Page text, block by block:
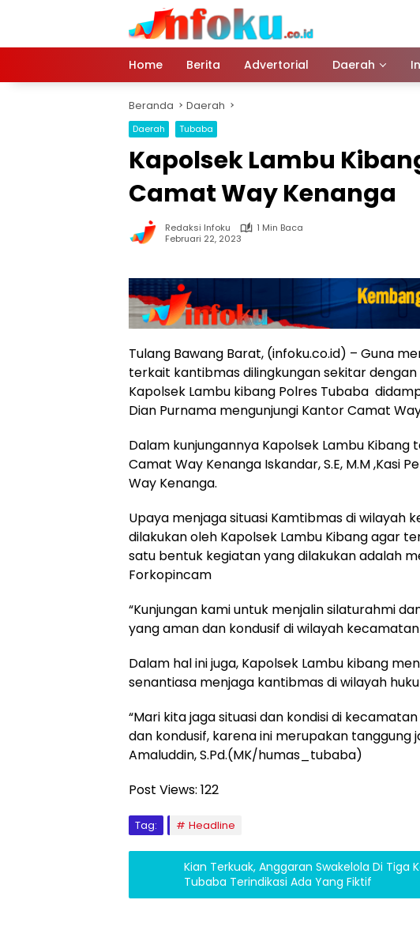
Home Berita Advertorial Daerah
Beranda Daerah
Daerah Tubaba
Kapolsek Lambu
Camat Way Kenanga
Redaksi Infoku
1 Min Baca
Februari 22, 2023
Tulang Bawang Barat, (infoku.co.id) – Guna
terkait kantibmas dilingkungan sekitar dengan
Kapolsek Lambu kibang Polres Tubaba
Dian Purnama mengunjungi Kantor Camat
Dalam kunjungannya Kapolsek Lambu
Camat Way Kenanga Iskandar, S.E, M.M
Way Kenanga.
Upaya menjaga situasi Kamtibmas di wilayah
dilakukan oleh Kapolsek Lambu Kibang agar
satu bentuk kegiatan yang dilakukan adalah
Forkopincam
“Kunjungan kami untuk menjalin silaturahmi
yang aman dan kondusif di wilayah
Dalam hal ini juga, Kapolsek Lambu kibang
senantiasa menjaga kantibmas di wilayah
“Mari kita jaga situasi dan kondisi di
dan kondusif, karena ini merupakan tanggung
Amaluddin, S.Pd.(MK/humas_tubaba)
Post Views: 122
Tag: Headline
Kian Terkuak, Anggaran Swakelola Di Tiga
Tubaba Terindikasi Ada Yang Fiktif